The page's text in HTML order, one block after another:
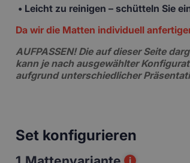
• Leicht zu reinigen – schütteln Sie
Da wir die Matten individuell
AUFPASSEN!Die auf dieser Seite
kann je nach ausgewählter
aufgrund unterschiedlicher
Set konfigurieren
i